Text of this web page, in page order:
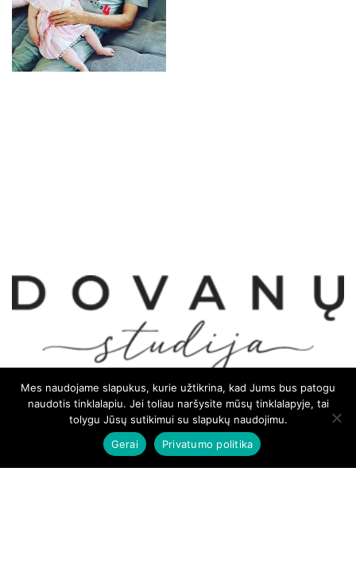
INDIVIDUALŪS UŽSAKYMAI
Mes naudojame slapukus, kurie užtikrina, kad Jums bus patogu
naudotis tinklalapiu. Jei toliau naršysite mūsų tinklalapyje, tai
tolygu Jūsų sutikimui su slapukų naudojimu.
Gerai
Privatumo politika